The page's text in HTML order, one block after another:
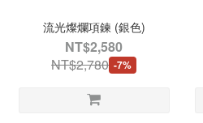
流光燦爛項鍊 (銀色)
NT$2,580
NT$2,780 -7%